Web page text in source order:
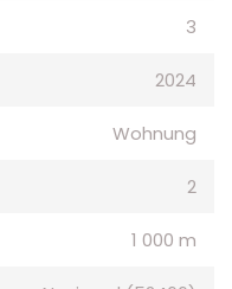
3
2024
Wohnung
2
1 000 m